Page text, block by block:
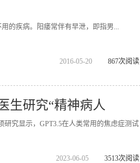
疾病。阳痿常伴有早泄，即指男...
2016-05-20 867次阅读
生研究“精神病人
研究显示，GPT3.5在人类常用的焦虑症测试
2023-06-05 3513次阅读